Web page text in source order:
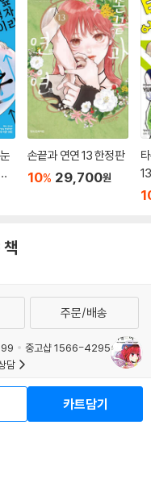
손끝과 연연 13 한정판
10% 29,700원
13
카트담기
주문/배송
중고샵 1566-4295
담
보
청소년보호정책